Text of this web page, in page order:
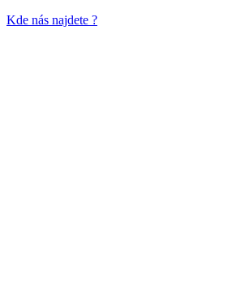
Kde nás najdete ?